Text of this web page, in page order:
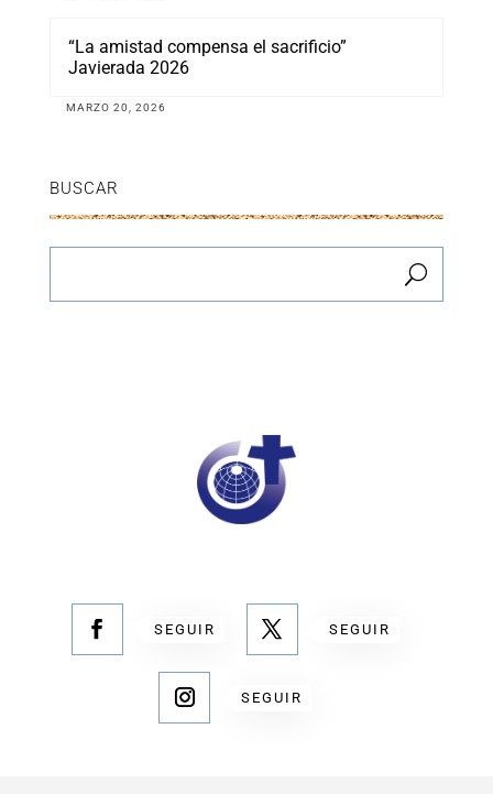
“La amistad compensa el sacrificio”
Javierada 2026
MARZO 20, 2026
BUSCAR
SEGUIR SEGUIR
SEGUIR